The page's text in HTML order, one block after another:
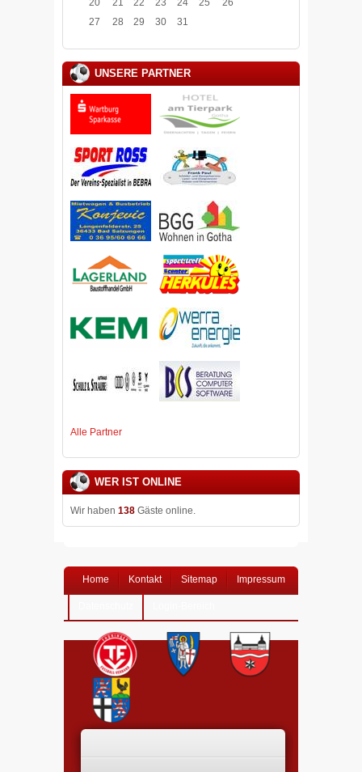
20
21 22 23 24 25
26
27
28 29 30 31
UNSERE PARTNER
Alle Partner
WER IST ONLINE
Wir haben 138 Gäste online.
Home Kontakt Sitemap Impressum